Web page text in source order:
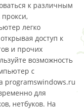
к различным
легко
доступ к
и прочих
возможность
с
programswindows.ru
для
нетбуков. На